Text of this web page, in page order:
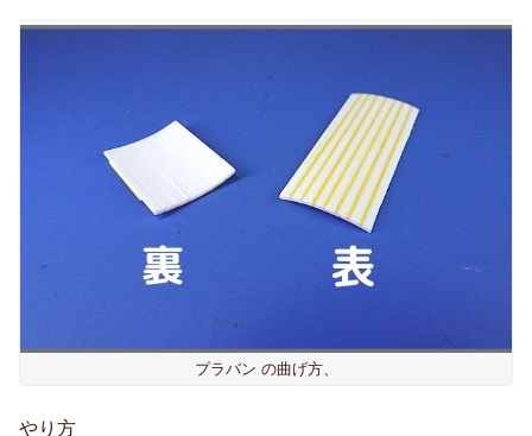
プラバン の曲げ方、
やり方